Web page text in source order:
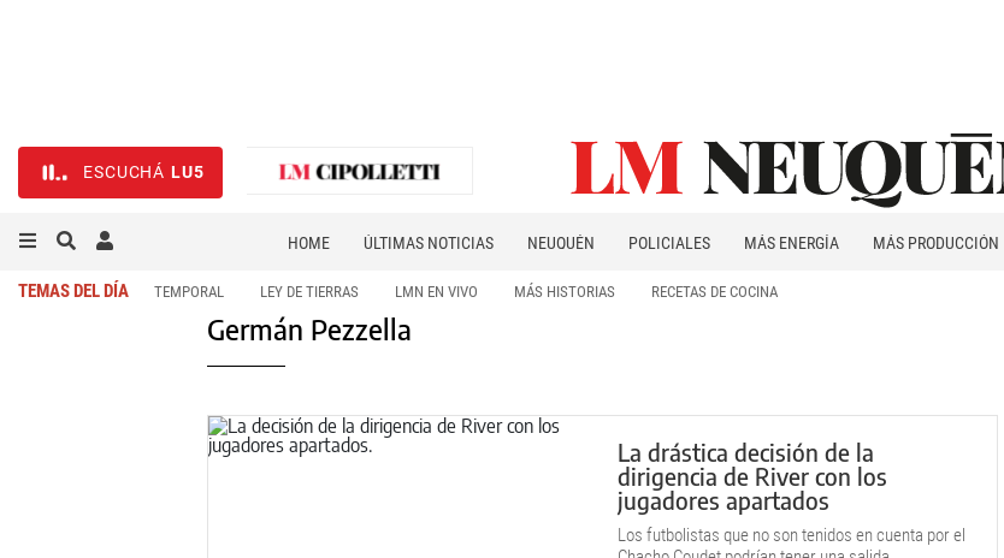
ESCUCHÁ LU5
HOME ÚLTIMAS NOTICIAS NEUQUÉN POLICIALES MÁS ENERGÍA MÁS PRODUCCIÓN
TEMAS DEL DÍA TEMPORAL LEY DE TIERRAS LMN EN VIVO MÁS HISTORIAS RECETAS DE COCINA
Germán Pezzella
La drástica decisión de la
dirigencia de River con los
jugadores apartados
Los futbolistas que no son tenidos en cuenta por el